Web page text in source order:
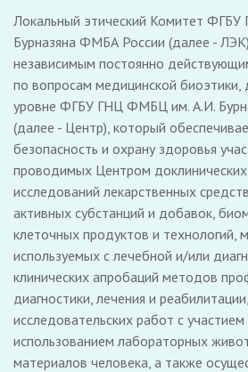
Локальный этический Комитет
Бурназяна ФМБА России (далее - ЛЭК)
независимым постоянно
по вопросам медицинской
уровне ФГБУ ГНЦ ФМБЦ им. А.И.
(далее - Центр), который
безопасность и охрану здоровья
проводимых Центром доклинических
исследований лекарственных
активных субстанций и добавок,
клеточных продуктов и технологий,
используемых с лечебной и/или
клинических апробаций методов
диагностики, лечения и
исследовательских работ с
использованием лабораторных
материалов человека, а также